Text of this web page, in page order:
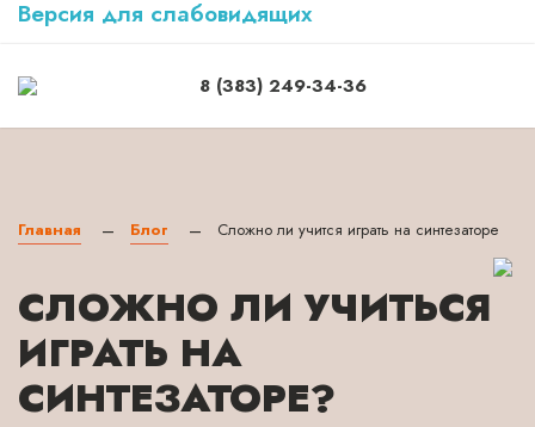
Версия для слабовидящих
8 (383) 249-34-36
Главная — Блог — Сложно ли учится играть на синтезаторе
СЛОЖНО ЛИ УЧИТЬСЯ
ИГРАТЬ НА
СИНТЕЗАТОРЕ?